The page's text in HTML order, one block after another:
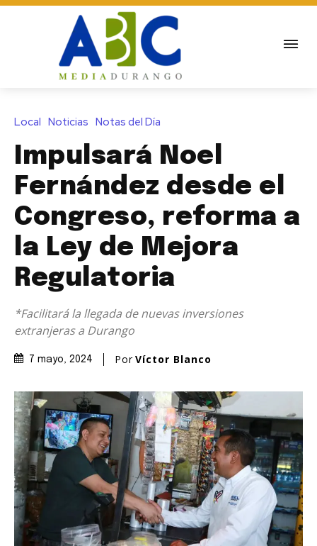
Local Noticias Notas del Día
Impulsará Noel
Fernández desde el
Congreso, reforma a
la Ley de Mejora
Regulatoria
*Facilitará la llegada de nuevas inversiones
extranjeras a Durango
7 mayo, 2024 PorVíctor Blanco